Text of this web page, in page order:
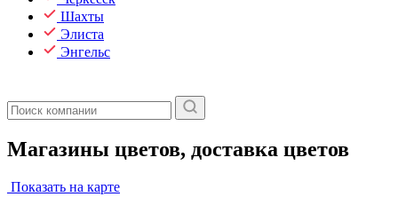
Шахты
Элиста
Энгельс
Магазины цветов, доставка цветов
Показать на карте